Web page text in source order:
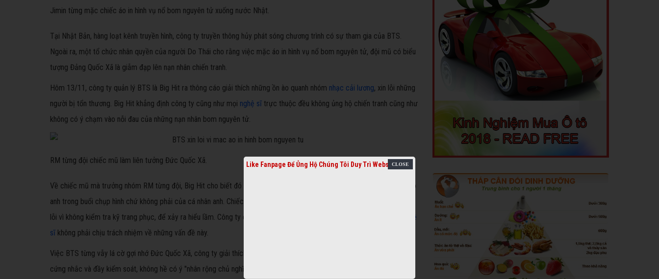
Jimin từng mặc chiếc áo in hình vụ nổ bom nguyên tử xuống nước Nhật.
Tại Nhật Bản, hàng loạt kênh truyền hình, công ty truyền thông hủy phát sóng chương trình có sự tham gia của BTS.
Ngoài ra, một tổ chức nhân quyền của người Do Thái cho rằng việc mặc áo in hình vụ nổ bom nguyên tử, đội mũ có biểu
tượng Đảng Quốc Xã là giẫm đạp lên nạn nhân chiến tranh.
Hôm 13/11, công ty quản lý BTS là Big Hit ra thông cáo giải thích những ồn ào quanh nhóm nhạc cải lương, xin lỗi những
người bị tổn thương. Big Hit khẳng định công ty cũng như mọi nghệ sĩ trực thuộc đều không ủng hộ chiến tranh cũng như
không có ý chạm vào nỗi đau của những nạn nhân bom nguyên tử.
RM từng đội chiếc mũ làm liên tưởng Đức Quốc Xã.
Về chiếc mũ mà trưởng nhóm RM từng đội, Big Hit cho biết đó là phụ kiện mà stylist của một tạp chí Hàn Quốc đưa cho
anh trong buổi chụp hình chứ không phải của cá nhân anh. Chiếc áo Jimin mặc cũng do đội ngũ stylist chọn. Công ty xin
lỗi vì không kiểm tra kỹ trang phục, để xảy ra hiểu lầm. Công ty cho rằng lỗi nằm ở những người quản lý, các
tiểu sử nghệ
sĩ không phải chịu trách nhiệm về những vấn đề này.
Việc BTS từng vẫy lá cờ gợi nhớ Đức Quốc Xã, công ty giải thích ý nghĩa của lá cờ là chỉ trích hệ thống giáo dục gò bó,
cứng nhắc và đầy kiểm soát, không hề có ý "nhân rộng chủ nghĩa phát xít". Công ty quản lý sẽ liên lạc với Hiệp hội Nạn
Like Fanpage Để Ủng Hộ Chúng Tôi Duy Trì Website